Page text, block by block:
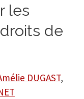
les
de
DUGAST,